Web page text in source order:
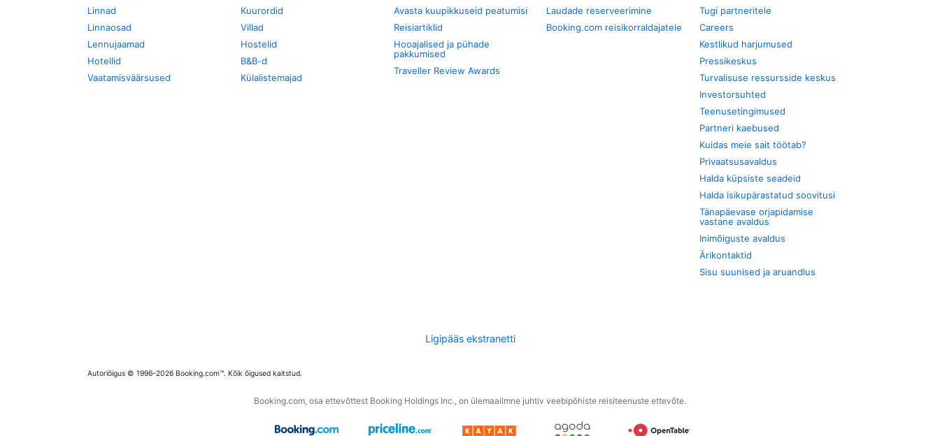
Linnad
Linnaosad
Lennujaamad
Hotellid
Vaatamisväärsused
Kuurordid
Villad
Hostelid
B&B-d
Külalistemajad
Avasta kuupikkuseid peatumisi
Reisiartiklid
Hooajalised ja pühade
pakkumised
Traveller Review Awards
Laudade reserveerimine
Booking.com reisikorraldajatele
Tugi partneritele
Careers
Kestlikud harjumused
Pressikeskus
Turvalisuse ressursside keskus
Investorsuhted
Teenusetingimused
Partneri kaebused
Kuidas meie sait töötab?
Privaatsusavaldus
Halda küpsiste seadeid
Halda isikupärastatud soovitusi
Tänapäevase orjapidamise
vastane avaldus
Inimõiguste avaldus
Ärikontaktid
Sisu suunised ja aruandlus
Ligipääs ekstranetti
Autoriõigus © 1996–2026 Booking.com™. Kõik õigused kaitstud.
Booking.com, osa ettevõttest Booking Holdings Inc., on ülemaailmne juhtiv veebipõhiste reisiteenuste ettevõte.